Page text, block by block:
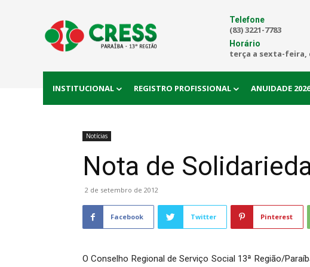
Telefone
(83) 3221-7783
Horário
terça a sexta-feira,
INSTITUCIONAL REGISTRO PROFISSIONAL ANUIDADE 2026
Notícias
Nota de
2 de setembro de 2012
Facebook Twitter Pinterest
O Conselho Regional de Serviço Social 13ª Região/